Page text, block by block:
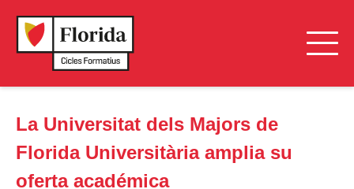
La Universitat dels Majors de
Florida Universitària amplia su
oferta académica